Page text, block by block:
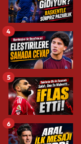
4
5
6